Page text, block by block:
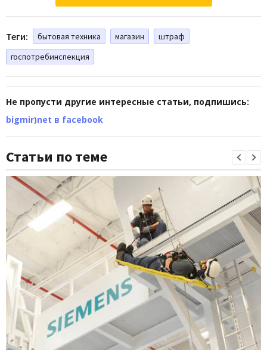
Теги: бытовая техника магазин
штраф
госпотребинспекция
Не пропусти другие интересные статьи, подпишись:
bigmir)net в facebook
Статьи по теме